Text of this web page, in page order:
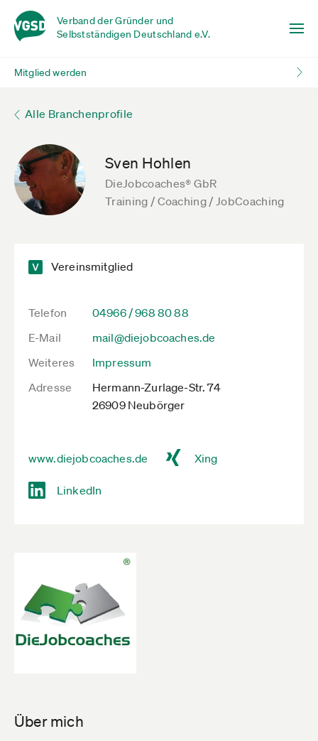
Verband der Gründer und
Selbstständigen Deutschland e.V.
Mitglied werden
Alle Branchenprofile
Sven Hohlen
DieJobcoaches® GbR
Training / Coaching / JobCoaching
Vereinsmitglied
Telefon
04966 / 968 80 88
E-Mail
mail@diejobcoaches.de
Weiteres
Impressum
Adresse
Hermann-Zurlage-Str. 74
26909 Neubörger
www.diejobcoaches.de Xing
LinkedIn
Über mich